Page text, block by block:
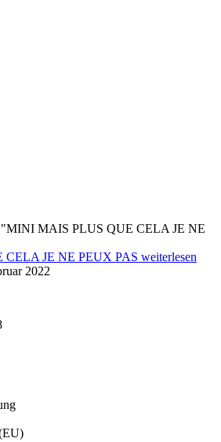
"MINI MAIS PLUS QUE CELA JE NE
JE NE PEUX PAS weiterlesen
2022